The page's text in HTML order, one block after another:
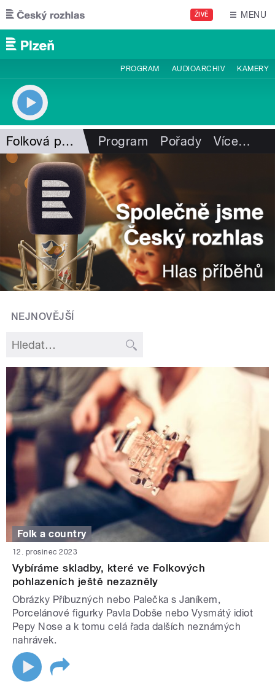
Přejít k hlavnímu obsahu
ŽIVĚ MENU
PROGRAM AUDIOARCHIV KAMERY
Folková pohlazení Program Pořady Více…
NEJNOVĚJŠÍ
Folk a country
12. prosinec 2023
Vybíráme skladby, které ve Folkových
pohlazeních ještě nezazněly
Obrázky Příbuzných nebo Palečka s Janíkem,
Porcelánové figurky Pavla Dobše nebo Vysmátý idiot
Pepy Nose a k tomu celá řada dalších neznámých
nahrávek.